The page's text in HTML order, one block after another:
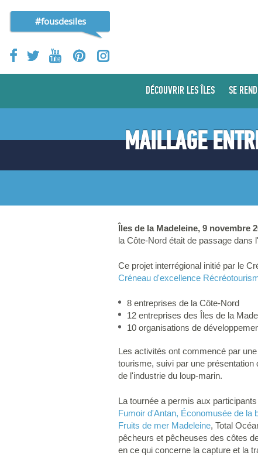
#fousdesiles
DÉCOUVRIR LES ÎLES SE
MAILLAGE
Îles de la Madeleine, 9 novembre
la Côte-Nord était de passage
Ce projet interrégional initié par le
Créneau d'excellence
8 entreprises de la Côte-Nord
12 entreprises des Îles de la
10 organisations de
Les activités ont commencé par
tourisme, suivi par une présentation
de l'industrie du loup-marin.
La tournée a permis aux
Fumoir d'Antan, Économusée de la
Fruits de mer Madeleine, Total
pêcheurs et pêcheuses des côtes
en ce qui concerne la capture et la